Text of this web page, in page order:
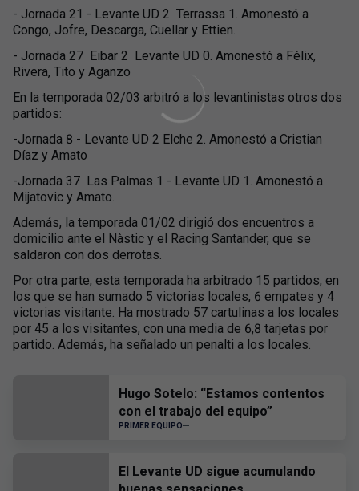
- Jornada 21 - Levante UD 2  Terrassa 1. Amonestó a
Congo, Jofre, Descarga, Cuellar y Ettien.
- Jornada 27  Eibar 2  Levante UD 0. Amonestó a Félix,
Rivera, Tito y Aganzo
En la temporada 02/03 arbitró a los levantinistas otros dos
partidos:
-Jornada 8 - Levante UD 2 Elche 2. Amonestó a Cristian
Díaz y Amato
-Jornada 37  Las Palmas 1 - Levante UD 1. Amonestó a
Mijatovic y Amato.
Además, la temporada 01/02 dirigió dos encuentros a
domicilio ante el Nàstic y el Racing Santander, que se
saldaron con dos derrotas.
Por otra parte, esta temporada ha arbitrado 15 partidos, en
los que se han sumado 5 victorias locales, 6 empates y 4
victorias visitante. Ha mostrado 57 cartulinas a los locales
por 45 a los visitantes, con una media de 6,8 tarjetas por
partido. Además, ha señalado un penalti a los locales.
Hugo Sotelo: “Estamos contentos
con el trabajo del equipo”
PRIMER EQUIPO
El Levante UD sigue acumulando